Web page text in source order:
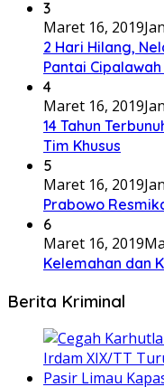
3
Maret 16, 2019
2 Hari Hilang,
Pantai
4
Maret 16, 2019
14 Tahun
Tim Khusus
5
Maret 16, 2019
Prabowo
6
Maret 16, 2019
Kelemahan dan
Berita Kriminal